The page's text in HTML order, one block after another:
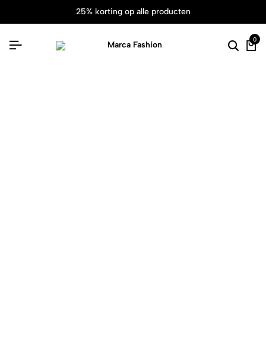
25% korting op alle producten
0